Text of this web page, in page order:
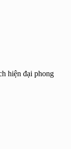
hiện đại phong